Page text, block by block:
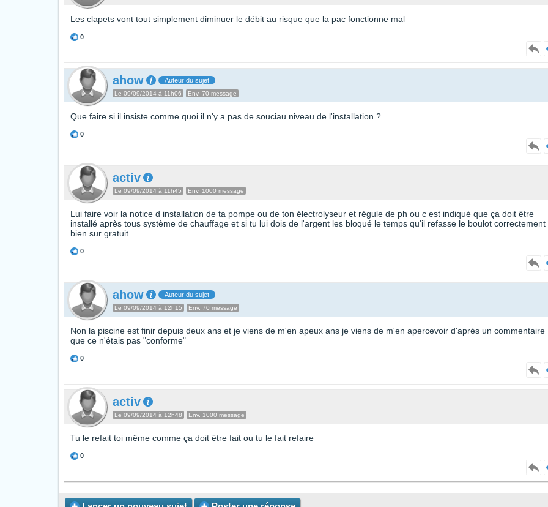
Les clapets vont tout simplement diminuer le débit au risque que la pac fonctionne mal
0
ahow Auteur du sujet
Le 09/09/2014 à 11h06 Env. 70 message
Que faire si il insiste comme quoi il n'y a pas de souciau niveau de l'installation ?
0
activ
Le 09/09/2014 à 11h45 Env. 1000 message
Lui faire voir la notice d installation de ta pompe ou de ton électrolyseur et régule de ph ou c est indiqué que ça doit être
installé après tous système de chauffage et si tu lui dois de l'argent les bloqué le temps qu'il refasse le boulot correctement
bien sur gratuit
0
ahow Auteur du sujet
Le 09/09/2014 à 12h15 Env. 70 message
Non la piscine est finir depuis deux ans et je viens de m'en apeux ans je viens de m'en apercevoir d'après un commentaire
que ce n'étais pas "conforme"
0
activ
Le 09/09/2014 à 12h48 Env. 1000 message
Tu le refait toi même comme ça doit être fait ou tu le fait refaire
0